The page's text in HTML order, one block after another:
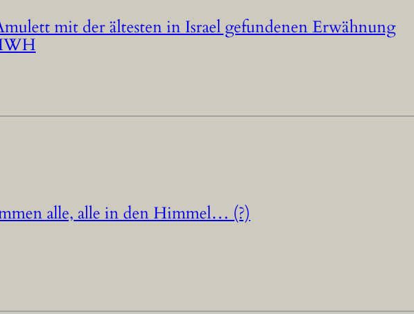
mit der ältesten in Israel gefundenen Erwähnung
alle, alle in den Himmel… (?)